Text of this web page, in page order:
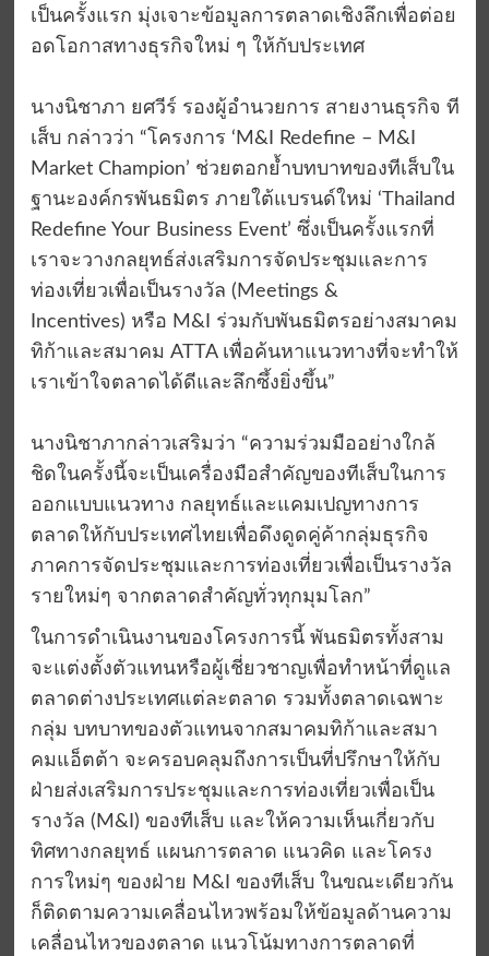
เป็นครั้งแรก มุ่งเจาะข้อมูลการตลาดเชิงลึกเพื่อต่อย
อดโอกาสทางธุรกิจใหม่ ๆ ให้กับประเทศ
นางนิชาภา ยศวีร์ รองผู้อำนวยการ สายงานธุรกิจ ที
เส็บ กล่าวว่า “โครงการ ‘M&I Redefine – M&I
Market Champion’ ช่วยตอกย้ำบทบาทของทีเส็บใน
ฐานะองค์กรพันธมิตร ภายใต้แบรนด์ใหม่ ‘Thailand
Redefine Your Business Event’ ซึ่งเป็นครั้งแรกที่
เราจะวางกลยุทธ์ส่งเสริมการจัดประชุมและการ
ท่องเที่ยวเพื่อเป็นรางวัล (Meetings &
Incentives) หรือ M&I ร่วมกับพันธมิตรอย่างสมาคม
ทิก้าและสมาคม ATTA เพื่อค้นหาแนวทางที่จะทำให้
เราเข้าใจตลาดได้ดีและลึกซึ้งยิ่งขึ้น”
นางนิชาภากล่าวเสริมว่า “ความร่วมมืออย่างใกล้
ชิดในครั้งนี้จะเป็นเครื่องมือสำคัญของทีเส็บในการ
ออกแบบแนวทาง กลยุทธ์และแคมเปญทางการ
ตลาดให้กับประเทศไทยเพื่อดึงดูดคู่ค้ากลุ่มธุรกิจ
ภาคการจัดประชุมและการท่องเที่ยวเพื่อเป็นรางวัล
รายใหม่ๆ จากตลาดสำคัญทั่วทุกมุมโลก”
ในการดำเนินงานของโครงการนี้ พันธมิตรทั้งสาม
จะแต่งตั้งตัวแทนหรือผู้เชี่ยวชาญเพื่อทำหน้าที่ดูแล
ตลาดต่างประเทศแต่ละตลาด รวมทั้งตลาดเฉพาะ
กลุ่ม บทบาทของตัวแทนจากสมาคมทิก้าและสมา
คมแอ็ตต้า จะครอบคลุมถึงการเป็นที่ปรึกษาให้กับ
ฝ่ายส่งเสริมการประชุมและการท่องเที่ยวเพื่อเป็น
รางวัล (M&I) ของทีเส็บ และให้ความเห็นเกี่ยวกับ
ทิศทางกลยุทธ์ แผนการตลาด แนวคิด และโครง
การใหม่ๆ ของฝ่าย M&I ของทีเส็บ ในขณะเดียวกัน
ก็ติดตามความเคลื่อนไหวพร้อมให้ข้อมูลด้านความ
เคลื่อนไหวของตลาด แนวโน้มทางการตลาดที่